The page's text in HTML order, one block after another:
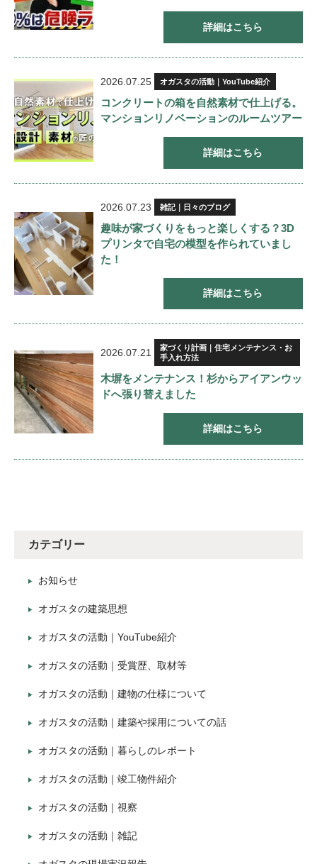
詳細はこちら
2026.07.25 オガスタの活動｜YouTube紹介
コンクリートの箱を自然素材で仕上げる。
マンションリノベーションのルームツアー
詳細はこちら
2026.07.23 雑記｜日々のブログ
趣味が家づくりをもっと楽しくする？3D
プリンタで自宅の模型を作られていまし
た！
詳細はこちら
2026.07.21
家づくり計画｜住宅メンテナンス・お
手入れ方法
木塀をメンテナンス！杉からアイアンウッ
ドへ張り替えました
詳細はこちら
カテゴリー
お知らせ
オガスタの建築思想
オガスタの活動｜YouTube紹介
オガスタの活動｜受賞歴、取材等
オガスタの活動｜建物の仕様について
オガスタの活動｜建築や採用についての話
オガスタの活動｜暮らしのレポート
オガスタの活動｜竣工物件紹介
オガスタの活動｜視察
オガスタの活動｜雑記